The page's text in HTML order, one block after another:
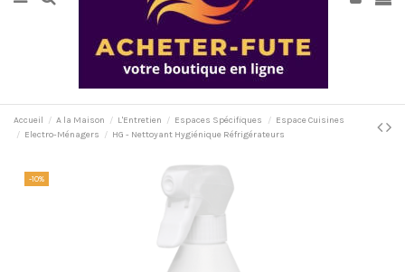
Accueil A la Maison L'Entretien Espaces Spécifiques
Espace Cuisines
Electro-Ménagers
HG - Nettoyant Hygiénique Réfrigérateurs
-10%